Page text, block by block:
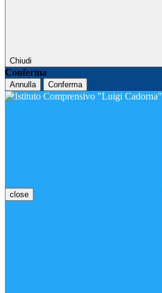
Chiudi
Conferma
Annulla Conferma
close